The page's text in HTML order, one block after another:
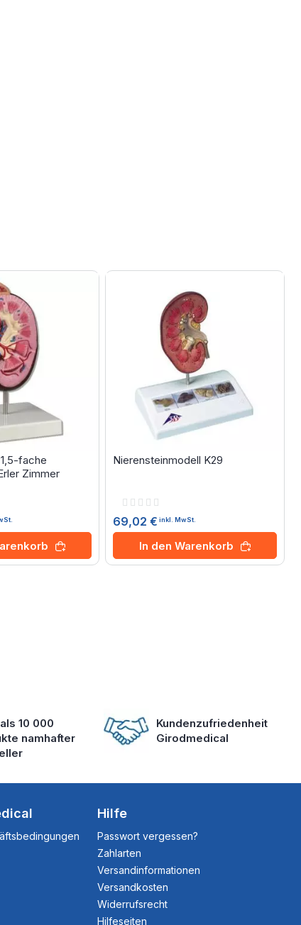
fache
Zimmer
Nierensteinmodell K29
Rating:
69,02 € inkl. MwSt.
In den Warenkorb
10 000
namhafter
Kundenzufriedenheit
Girodmedical
Hilfe
Passwort vergessen?
Zahlarten
Versandinformationen
Versandkosten
Widerrufsrecht
Hilfeseiten